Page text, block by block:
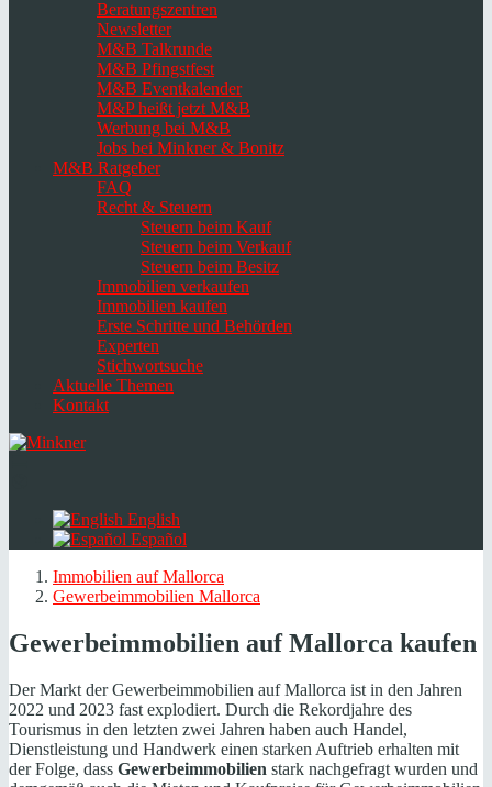
Beratungszentren
Newsletter
M&B Talkrunde
M&B Pfingstfest
M&B Eventkalender
M&P heißt jetzt M&B
Werbung bei M&B
Jobs bei Minkner & Bonitz
M&B Ratgeber
FAQ
Recht & Steuern
Steuern beim Kauf
Steuern beim Verkauf
Steuern beim Besitz
Immobilien verkaufen
Immobilien kaufen
Erste Schritte und Behörden
Experten
Stichwortsuche
Aktuelle Themen
Kontakt
English
Español
Immobilien auf Mallorca
Gewerbeimmobilien Mallorca
Gewerbeimmobilien auf Mallorca kaufen
Der Markt der Gewerbeimmobilien auf Mallorca ist in den Jahren
2022 und 2023 fast explodiert. Durch die Rekordjahre des
Tourismus in den letzten zwei Jahren haben auch Handel,
Dienstleistung und Handwerk einen starken Auftrieb erhalten mit
der Folge, dass Gewerbeimmobilien stark nachgefragt wurden und